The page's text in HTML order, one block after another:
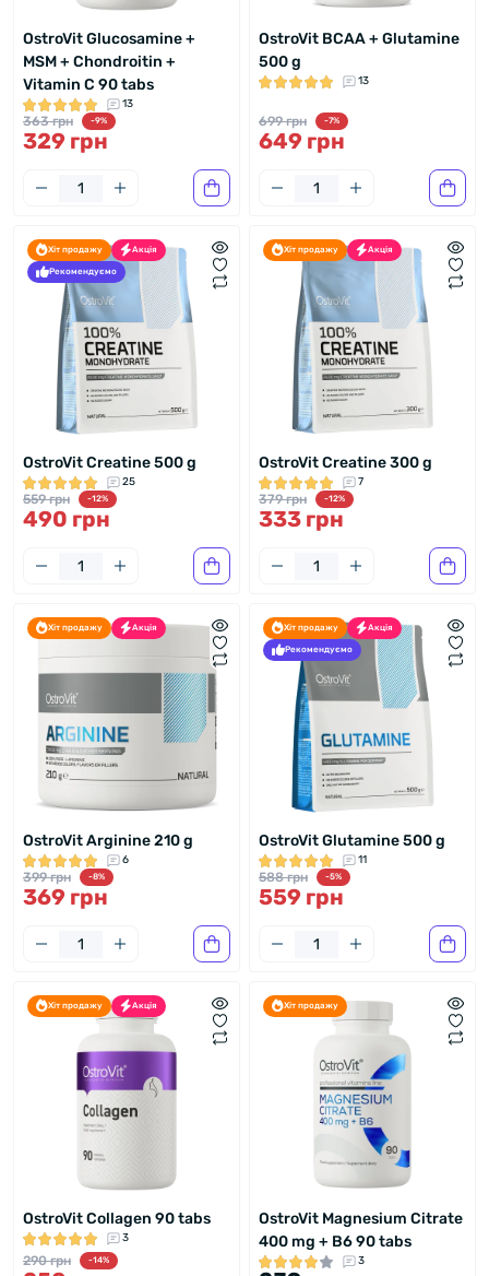
OstroVit Glucosamine +
MSM + Chondroitin +
Vitamin C 90 tabs
13
363 грн -9%
329 грн
OstroVit BCAA + Glutamine
500 g
13
699 грн -7%
649 грн
Хіт продажу Акція
Рекомендуємо
OstroVit Creatine 500 g
25
559 грн -12%
490 грн
Хіт продажу Акція
OstroVit Creatine 300 g
7
379 грн -12%
333 грн
Хіт продажу Акція
OstroVit Arginine 210 g
6
399 грн -8%
369 грн
Хіт продажу Акція
Рекомендуємо
OstroVit Glutamine 500 g
11
588 грн -5%
559 грн
Хіт продажу Акція
OstroVit Collagen 90 tabs
3
290 грн -14%
Хіт продажу
OstroVit Magnesium Citrate
400 mg + B6 90 tabs
3